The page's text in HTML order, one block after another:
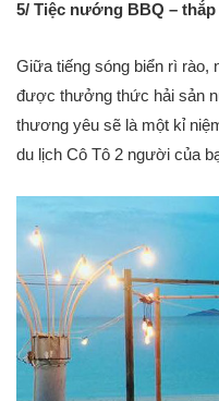
5/ Tiệc nướng BBQ –
Giữa tiếng sóng biển rì rào,
được thưởng thức hải sản
thương yêu sẽ là một kỉ
du lịch Cô Tô 2 người của